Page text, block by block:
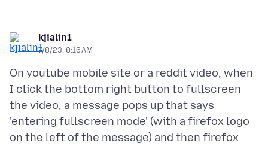
kjialin1
7/8/23, 8:16 AM
On youtube mobile site or a reddit video, when
I click the bottom right button to fullscreen
the video, a message pops up that says
'entering fullscreen mode' (with a firefox logo
on the left of the message) and then firefox